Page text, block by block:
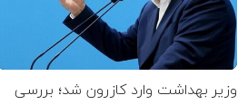
وزیر بهداشت وارد کازرون شد؛ بررسی